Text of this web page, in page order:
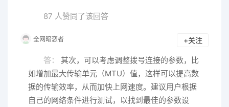
87 人赞同了该回答
全网暗恋者 +关注
答：
其次，可以考虑调整拨号连接的参数，比
如增加最大传输单元（MTU）值，这样可以提高数
据的传输效率，从而加快上网速度。建议用户根据
自己的网络条件进行测试，以找到最佳的参数设